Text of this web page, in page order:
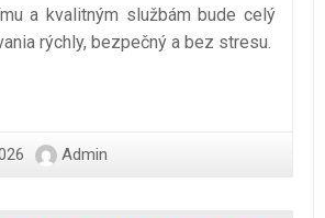
a kvalitným službám bude celý
rýchly, bezpečný a bez stresu.
Admin